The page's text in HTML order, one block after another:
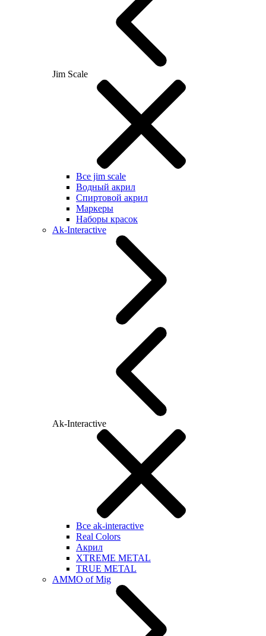
Jim Scale
Все jim scale
Водный акрил
Спиртовой акрил
Маркеры
Наборы красок
Ak-Interactive
Ak-Interactive
Все ak-interactive
Real Colors
Акрил
XTREME METAL
TRUE METAL
AMMO of Mig